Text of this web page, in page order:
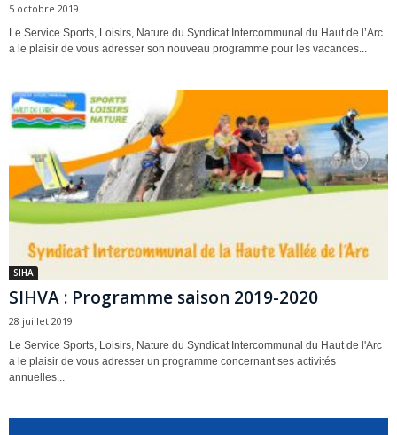
5 octobre 2019
Le Service Sports, Loisirs, Nature du Syndicat Intercommunal du Haut de l’Arc
a le plaisir de vous adresser son nouveau programme pour les vacances...
SIHA
SIHVA : Programme saison 2019-2020
28 juillet 2019
Le Service Sports, Loisirs, Nature du Syndicat Intercommunal du Haut de l'Arc
a le plaisir de vous adresser un programme concernant ses activités
annuelles...